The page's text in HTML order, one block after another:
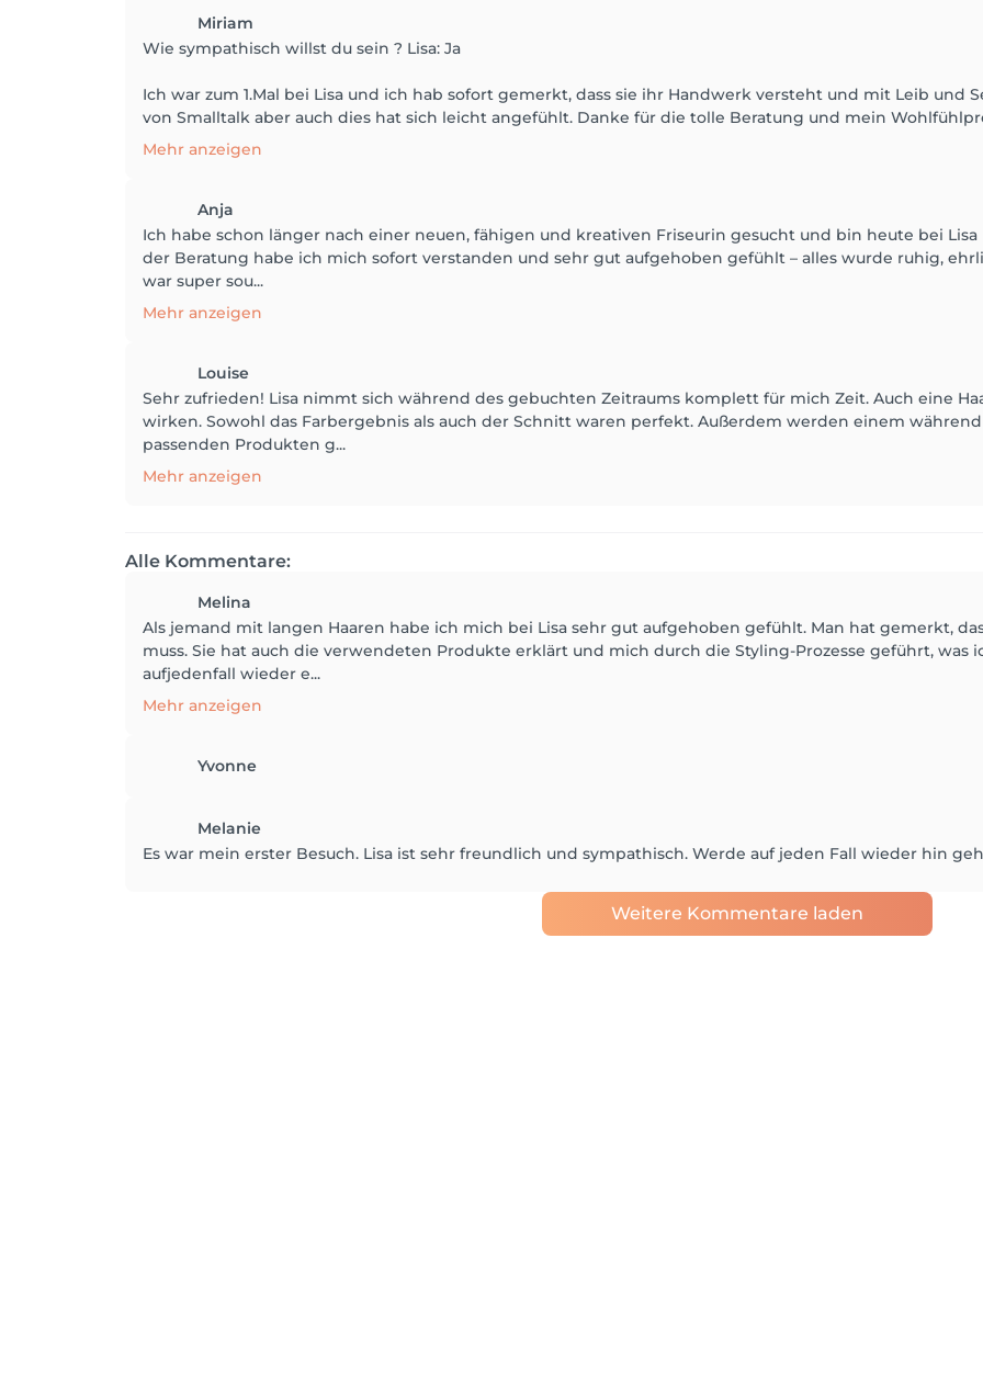
Miriam
Wie sympathisch willst du sein ? Lisa: Ja
Ich war zum 1.Mal bei Lisa und ich hab sofort gemerkt, dass sie ihr Handwerk versteht und mit Leib und
von Smalltalk aber auch dies hat sich leicht angefühlt. Danke für die tolle Beratung und mein
Mehr anzeigen
Anja
Ich habe schon länger nach einer neuen, fähigen und kreativen Friseurin gesucht und bin heute bei
der Beratung habe ich mich sofort verstanden und sehr gut aufgehoben gefühlt – alles wurde ruhig,
war super sou...
Mehr anzeigen
Louise
Sehr zufrieden! Lisa nimmt sich während des gebuchten Zeitraums komplett für mich Zeit. Auch eine
wirken. Sowohl das Farbergebnis als auch der Schnitt waren perfekt. Außerdem werden einem
passenden Produkten g...
Mehr anzeigen
Alle Kommentare:
Melina
Als jemand mit langen Haaren habe ich mich bei Lisa sehr gut aufgehoben gefühlt. Man hat gemerkt,
muss. Sie hat auch die verwendeten Produkte erklärt und mich durch die Styling-Prozesse geführt, was
aufjedenfall wieder e...
Mehr anzeigen
Yvonne
Melanie
Es war mein erster Besuch. Lisa ist sehr freundlich und sympathisch. Werde auf jeden Fall wieder hin
Weitere Kommentare laden